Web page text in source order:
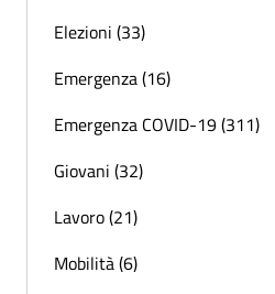
Elezioni (33)
Emergenza (16)
Emergenza COVID-19 (311)
Giovani (32)
Lavoro (21)
Mobilità (6)